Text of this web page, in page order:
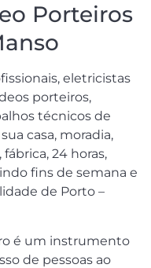
Porteiros
eletricistas
porteiros,
técnicos de
casa, moradia,
24 horas,
fins de semana e
de Porto –
é um instrumento
de pessoas ao